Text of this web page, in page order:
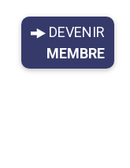
DEVENIR
MEMBRE